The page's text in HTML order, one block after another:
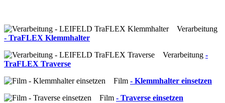
Verarbeitung
- TraFLEX Klemmhalter
Verarbeitung -
TraFLEX Traverse
Film - Klemmhalter einsetzen
Film - Traverse einsetzen